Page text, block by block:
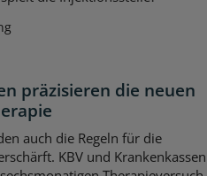
präzisieren die neuen
auch die Regeln für die
KBV und Krankenkassen